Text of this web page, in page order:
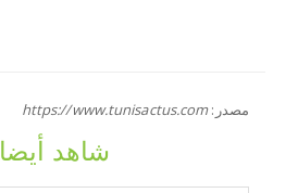
مصدر:https://www.tunisactus.com
شاهد أيضا